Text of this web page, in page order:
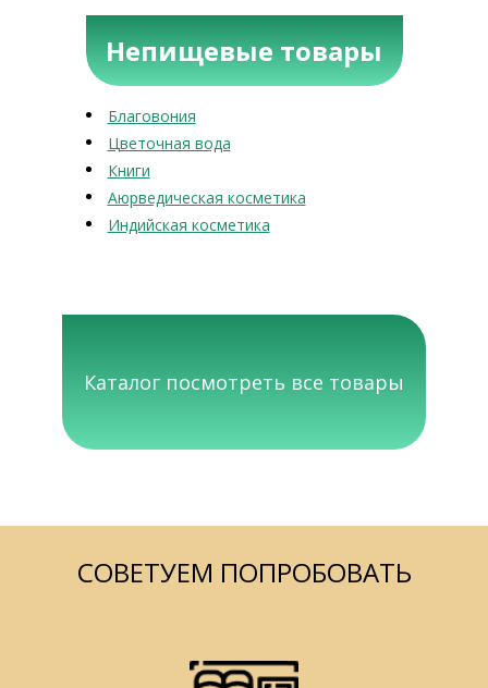
Непищевые товары
Благовония
Цветочная вода
Книги
Аюрведическая косметика
Индийская косметика
Каталог посмотреть все товары
СОВЕТУЕМ ПОПРОБОВАТЬ